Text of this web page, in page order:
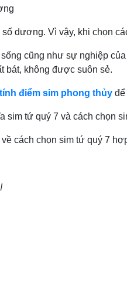
dương. Vì vậy, khi chọn
cũng như sự nghiệp
bát, không được suôn sẻ.
điểm sim phong thủy để
sim tứ quý 7 và cách chọn
cách chọn sim tứ quý 7